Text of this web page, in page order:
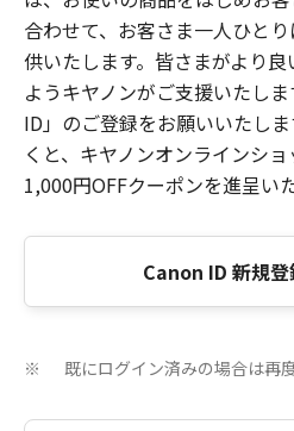
合わせて、お客さま一人ひと
供いたします。皆さまがより
ようキヤノンがご支援いたし
ID」のご登録をお願いいたし
くと、キヤノンオンラインシ
1,000円OFFクーポンを進呈い
Canon ID 新規
※ 既にログイン済みの場合は再